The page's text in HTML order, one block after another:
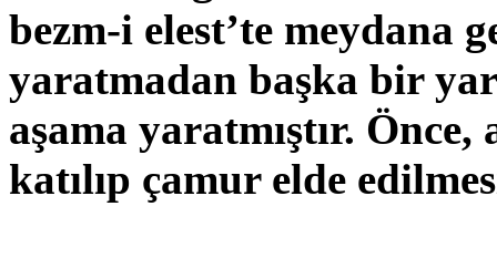
bezm-i elest’te meydana
yaratmadan başka bir
aşama yaratmıştır. Önce,
katılıp çamur elde